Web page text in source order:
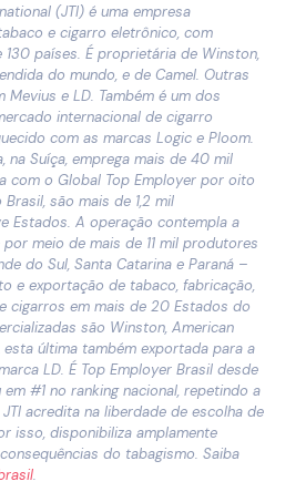
(JTI) é uma empresa
e cigarro eletrônico, com
países. É proprietária de Winston,
do mundo, e de Camel. Outras
Mevius e LD. Também é um dos
internacional de cigarro
com as marcas Logic e Ploom.
na Suíça, emprega mais de 40 mil
com o Global Top Employer por oito
são mais de 1,2 mil
Estados. A operação contempla a
meio de mais de 11 mil produtores
do Sul, Santa Catarina e Paraná –
e exportação de tabaco, fabricação,
cigarros em mais de 20 Estados do
são Winston, American
esta última também exportada para a
LD. É Top Employer Brasil desde
#1 no ranking nacional, repetindo a
acredita na liberdade de escolha de
isso, disponibiliza amplamente
do tabagismo. Saiba
.